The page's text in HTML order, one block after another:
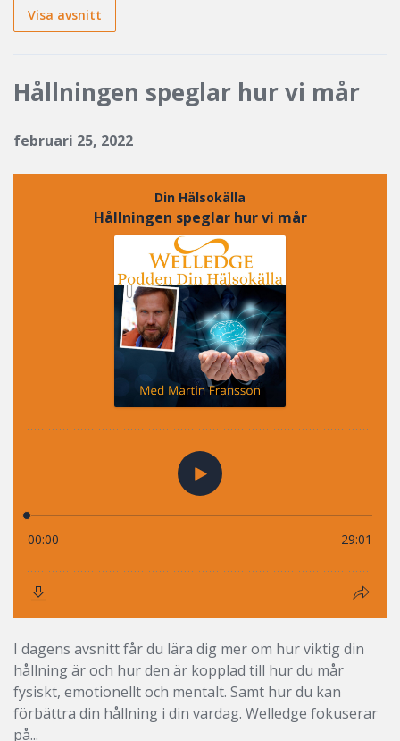
Visa avsnitt
Hållningen speglar hur vi mår
februari 25, 2022
I dagens avsnitt får du lära dig mer om hur viktig din
hållning är och hur den är kopplad till hur du mår
fysiskt, emotionellt och mentalt. Samt hur du kan
förbättra din hållning i din vardag. Welledge fokuserar
på...